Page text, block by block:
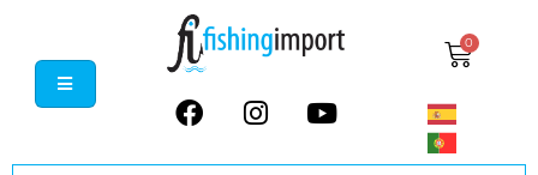
0